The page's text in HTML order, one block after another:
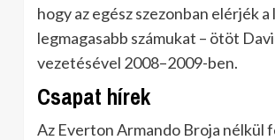
hogy az egész szezonban elérjék
legmagasabb számukat – ötöt
vezetésével 2008–2009-ben.
Csapat hírek
Az Everton Armando Broja nélkül